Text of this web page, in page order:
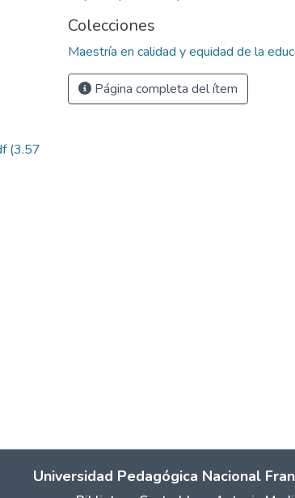
(3.57
Colecciones
Maestría en calidad y equidad de la
Página completa del ítem
Universidad Pedagógica Nacional